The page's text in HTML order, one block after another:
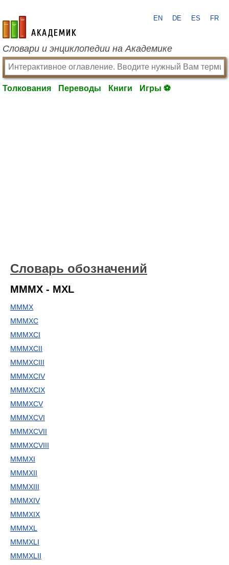
academic.ru
EN DE ES FR
Словари и энциклопедии на Академике
Толкования Переводы Книги Игры ⚽
Словарь обозначений
MMMX - MXL
MMMX
MMMXC
MMMXCI
MMMXCII
MMMXCIII
MMMXCIV
MMMXCIX
MMMXCV
MMMXCVI
MMMXCVII
MMMXCVIII
MMMXI
MMMXII
MMMXIII
MMMXIV
MMMXIX
MMMXL
MMMXLI
MMMXLII